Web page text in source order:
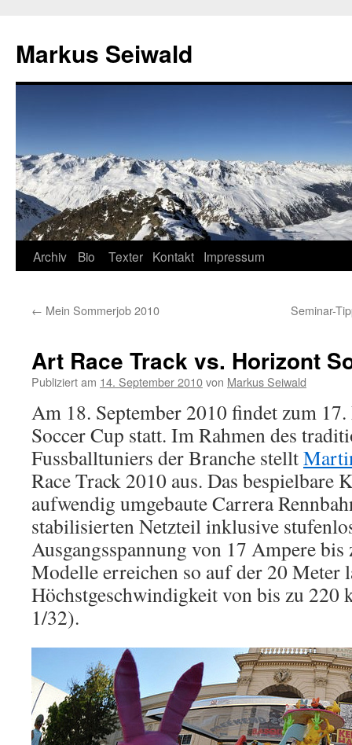
Markus Seiwald
Zum
springen
Archiv Bio Texter Kontakt Impressum
← Mein Sommerjob 2010 Seminar-
Art Race Track vs. Horizont
Publiziert am 14. September 2010von Markus Seiwald
Am 18. September 2010 findet zum
Soccer Cup statt. Im Rahmen des
Fussballtuniers der Branche stellt
Race Track 2010 aus. Das bespielbare
aufwendig umgebaute Carrera
stabilisierten Netzteil inklusive
Ausgangsspannung von 17 Ampere
Modelle erreichen so auf der 20 Meter
Höchstgeschwindigkeit von bis zu 220
1/32).